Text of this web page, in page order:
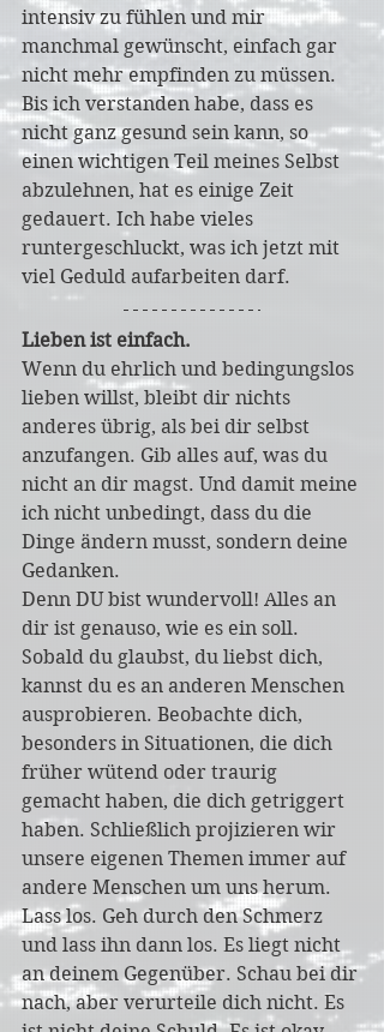
intensiv zu fühlen und mir
manchmal gewünscht, einfach gar
nicht mehr empfinden zu müssen.
Bis ich verstanden habe, dass es
nicht ganz gesund sein kann, so
einen wichtigen Teil meines Selbst
abzulehnen, hat es einige Zeit
gedauert. Ich habe vieles
runtergeschluckt, was ich jetzt mit
viel Geduld aufarbeiten darf.
Lieben ist einfach.
Wenn du ehrlich und bedingungslos
lieben willst, bleibt dir nichts
anderes übrig, als bei dir selbst
anzufangen. Gib alles auf, was du
nicht an dir magst. Und damit meine
ich nicht unbedingt, dass du die
Dinge ändern musst, sondern deine
Gedanken.
Denn DU bist wundervoll! Alles an
dir ist genauso, wie es ein soll.
Sobald du glaubst, du liebst dich,
kannst du es an anderen Menschen
ausprobieren. Beobachte dich,
besonders in Situationen, die dich
früher wütend oder traurig
gemacht haben, die dich getriggert
haben. Schließlich projizieren wir
unsere eigenen Themen immer auf
andere Menschen um uns herum.
Lass los. Geh durch den Schmerz
und lass ihn dann los. Es liegt nicht
an deinem Gegenüber. Schau bei dir
nach, aber verurteile dich nicht. Es